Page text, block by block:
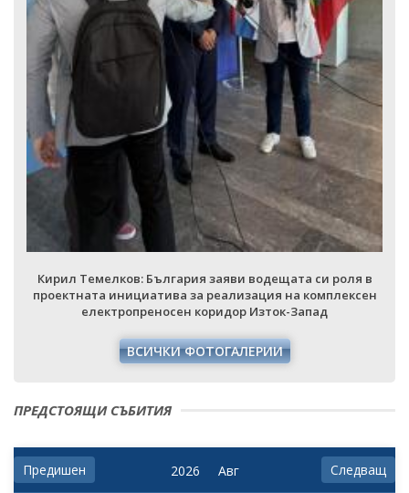
Кирил Темелков: България заяви водещата си роля в
проектната инициатива за реализация на комплексен
електропреносен коридор Изток-Запад
ВСИЧКИ ФОТОГАЛЕРИИ
ПРЕДСТОЯЩИ СЪБИТИЯ
Предишен Следващ